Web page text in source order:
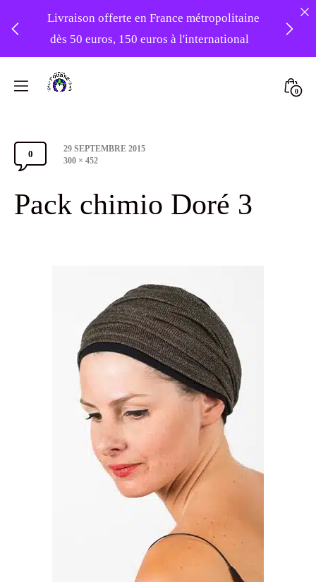
Livraison offerte en France métropolitaine
dès 50 euros, 150 euros à l'international
Turbans
0
Comments
Toggle
0
Post
date
29 SEPTEMBRE 2015
Full
300 × 452
Pack chimio Doré 3